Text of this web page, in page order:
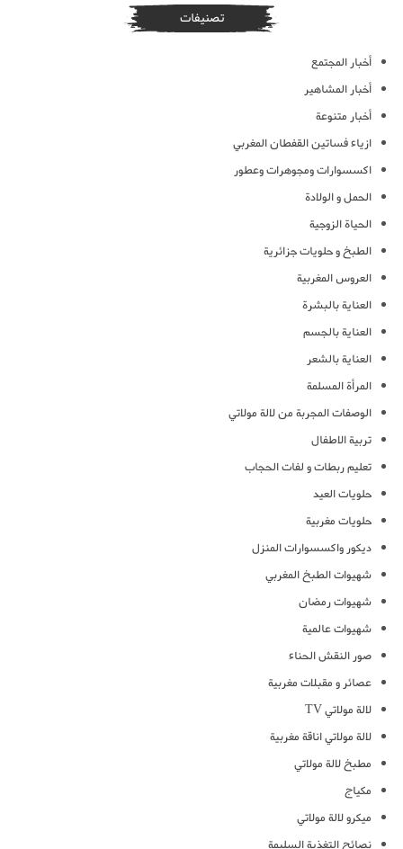
تصنيفات
أخبار المجتمع
أخبار المشاهير
أخبار متنوعة
ازياء فساتين القفطان المغربي
اكسسوارات ومجوهرات وعطور
الحمل و الولادة
الحياة الزوجية
الطبخ و حلويات جزائرية
العروس المغربية
العناية بالبشرة
العناية بالجسم
العناية بالشعر
المرأة المسلمة
الوصفات المجربة من لالة مولاتي
تربية الاطفال
تعليم ربطات و لفات الحجاب
حلويات العيد
حلويات مغربية
ديكور واكسسوارات المنزل
شهيوات الطبخ المغربي
شهيوات رمضان
شهيوات عالمية
صور النقش الحناء
عصائر و مقبلات مغربية
لالة مولاتي TV
لالة مولاتي اناقة مغربية
مطبخ لالة مولاتي
مكياج
ميكرو لالة مولاتي
نصائح التغذية السليمة